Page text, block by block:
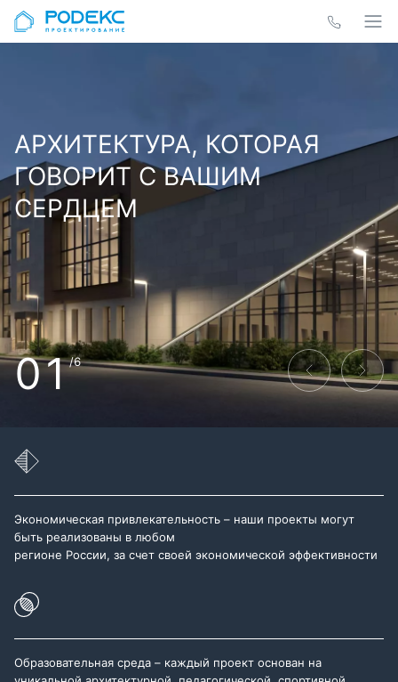
АРХИТЕКТУРА, КОТОРАЯ
ГОВОРИТ С ВАШИМ
СЕРДЦЕМ
01/6
Экономическая привлекательность – наши проекты могут
быть реализованы в любом
регионе России, за счет своей экономической эффективности
Образовательная среда – каждый проект основан на